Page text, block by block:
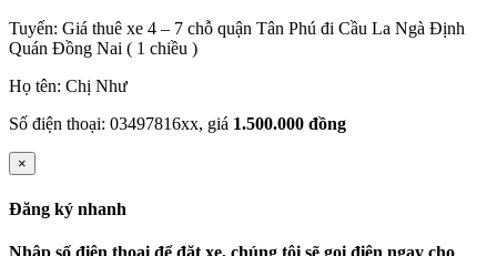
Tuyến: Giá thuê xe 4 – 7 chỗ quận Tân Phú đi Cầu La Ngà Định
Quán Đồng Nai ( 1 chiều )
Họ tên: Chị Như
Số điện thoại: 03497816xx, giá 1.500.000 đồng
×
Đăng ký nhanh
Nhập số điện thoại để đặt xe, chúng tôi sẽ gọi điện ngay cho